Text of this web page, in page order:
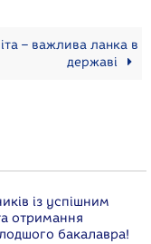
– важлива ланка в
державі
із успішним
отримання
бакалавра!